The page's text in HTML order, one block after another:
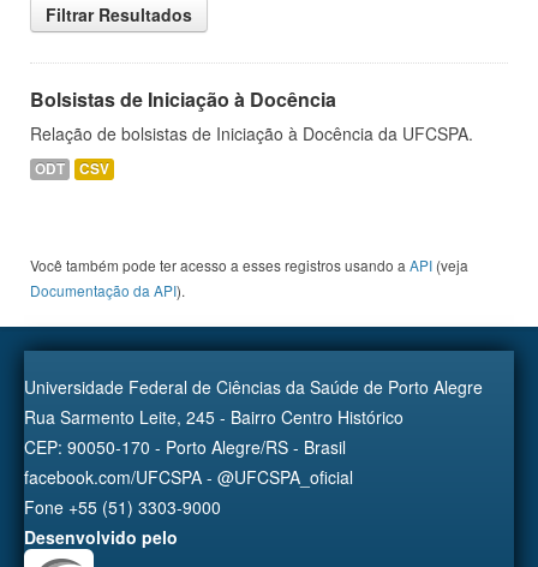
Filtrar Resultados
Bolsistas de Iniciação à Docência
Relação de bolsistas de Iniciação à Docência da UFCSPA.
ODT CSV
Você também pode ter acesso a esses registros usando a API (veja
Documentação da API).
Universidade Federal de Ciências da Saúde de Porto Alegre
Rua Sarmento Leite, 245 - Bairro Centro Histórico
CEP: 90050-170 - Porto Alegre/RS - Brasil
facebook.com/UFCSPA - @UFCSPA_oficial
Fone +55 (51) 3303-9000
Desenvolvido pelo